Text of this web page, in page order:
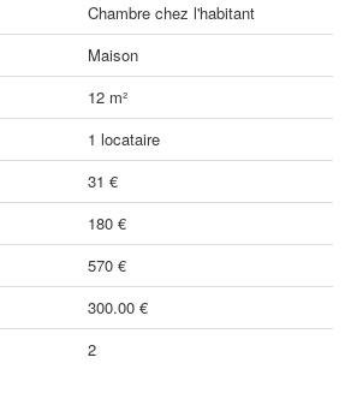
Chambre chez l'habitant
Maison
12 m²
1 locataire
31 €
180 €
570 €
300.00 €
2